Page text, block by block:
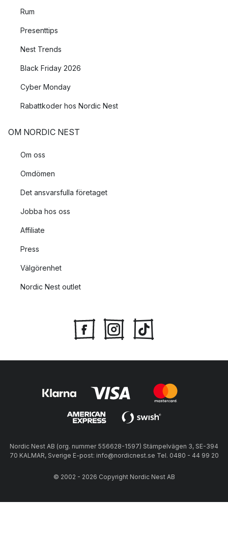
Rum
Presenttips
Nest Trends
Black Friday 2026
Cyber Monday
Rabattkoder hos Nordic Nest
OM NORDIC NEST
Om oss
Omdömen
Det ansvarsfulla företaget
Jobba hos oss
Affiliate
Press
Välgörenhet
Nordic Nest outlet
Nordic Nest AB (org. nummer 556628-1597) Stämpelvägen 3, SE-394
70 KALMAR, Sverige E-post: info@nordicnest.se Tel. 0480 - 44 99 20
© 2002 - 2026 Copyright Nordic Nest AB